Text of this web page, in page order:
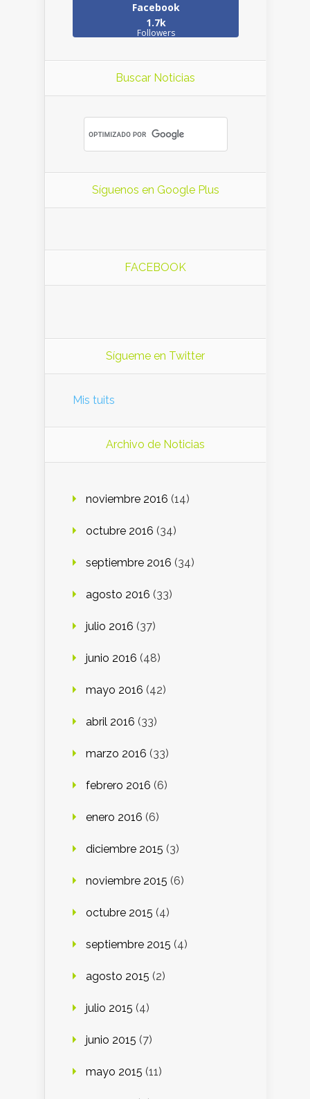
Facebook
1.7k
Followers
Buscar Noticias
Síguenos en Google Plus
FACEBOOK
Sígueme en Twitter
Mis tuits
Archivo de Noticias
noviembre 2016 (14)
octubre 2016 (34)
septiembre 2016 (34)
agosto 2016 (33)
julio 2016 (37)
junio 2016 (48)
mayo 2016 (42)
abril 2016 (33)
marzo 2016 (33)
febrero 2016 (6)
enero 2016 (6)
diciembre 2015 (3)
noviembre 2015 (6)
octubre 2015 (4)
septiembre 2015 (4)
agosto 2015 (2)
julio 2015 (4)
junio 2015 (7)
mayo 2015 (11)